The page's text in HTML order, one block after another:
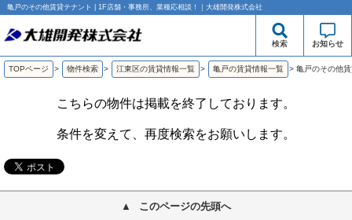
亀戸のその他賃貸テナント | 1F店舗・事務所、業種応相談！｜大雄開発株式会社
検索 お知らせ
TOPページ > 物件検索 > 江東区の賃貸情報一覧 > 亀戸の賃貸情報一覧 > 亀戸のその他
こちらの物件は掲載を終了しております。
条件を変えて、再度検索をお願いします。
このページの先頭へ